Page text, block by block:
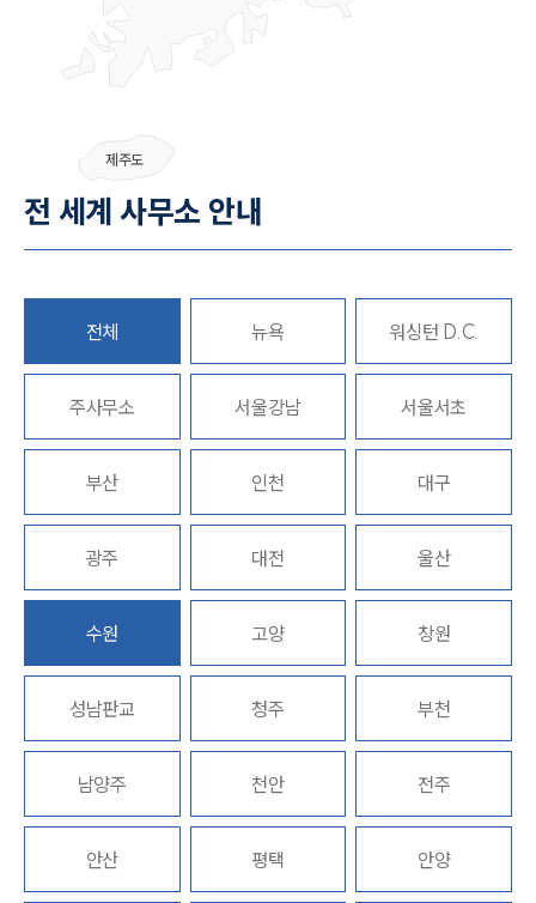
PROFESSIONALS
ABOUT
그룹소개
대륜의 강점
기업의뢰인을 위한 장점
업무협력·법률자문 기업
글로벌 파트너 로펌
고객의 소리
AI대륜
INSIGHT
주요 업무사례
기업 인사이트
법률정보
법률지식인
고객후기
제주도
전 세계 사무소 안내
전체 뉴욕 워싱턴 D.C.
주사무소 서울강남 서울서초
부산 인천 대구
광주 대전 울산
수원 고양 창원
성남판교 청주 부천
남양주 천안 전주
안산 평택 안양